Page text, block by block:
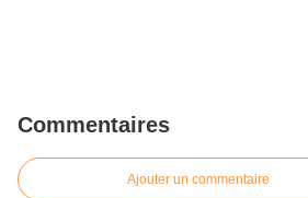
Commentaires
Ajouter un commentaire